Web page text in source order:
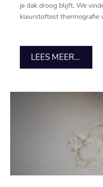
je dak droog blijft.​ We
kleurstoftest thermografie
LEES MEER...